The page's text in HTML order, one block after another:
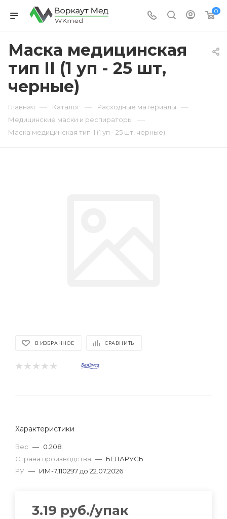
0
Маска медицинская
тип II (1 уп - 25 шт,
черные)
Главная — Каталог — Расходные материалы —
Медицинские маски и респираторы —
Маска медицинская тип II (1 уп - 25 шт, черные)
В ИЗБРАННОЕ СРАВНИТЬ
Характеристики
Вес — 0.208
Страна производства — БЕЛАРУСЬ
РУ — ИМ-7.110297 до 22.07.2026
3.19 руб./упак